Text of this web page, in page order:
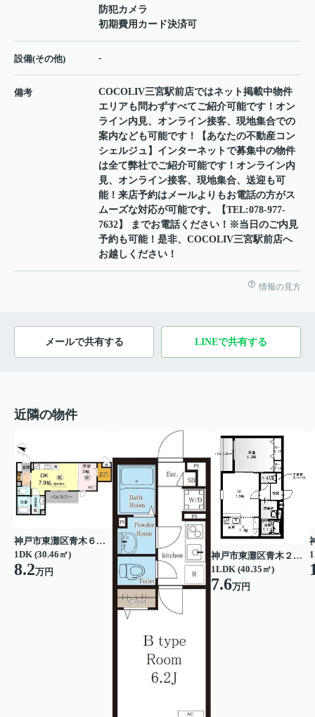
防犯カメラ
初期費用カード決済可
設備(その他) -
備考
COCOLIV三宮駅前店ではネット掲載中物件
エリアも問わずすべてご紹介可能です！オン
ライン内見、オンライン接客、現地集合での
案内なども可能です！【あなたの不動産コン
シェルジュ】インターネットで募集中の物件
は全て弊社でご紹介可能です！オンライン内
見、オンライン接客、現地集合、送迎も可
能！来店予約はメールよりもお電話の方がス
ムーズな対応が可能です。【TEL:078-977-
7632】 までお電話ください！※当日のご内見
予約も可能！是非、COCOLIV三宮駅前店へ
お越しください！
情報の見方
メールで共有する LINEで共有する
近隣の物件
神戸市東灘区青木６丁目
1DK (30.46㎡)
8.2万円
神戸市東灘区青木２丁目
1LDK (40.35㎡)
7.6万円